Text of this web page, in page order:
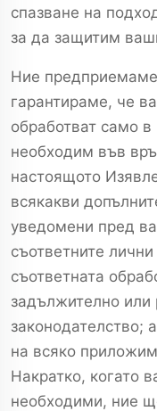
спазване на
за да защитим
Ние
гарантираме, че
обработват само
необходим във
настоящото
всякакви
уведомени пред
съответните
съответната
задължително или
законодателство;
на всяко
Накратко, когато
необходими, ние